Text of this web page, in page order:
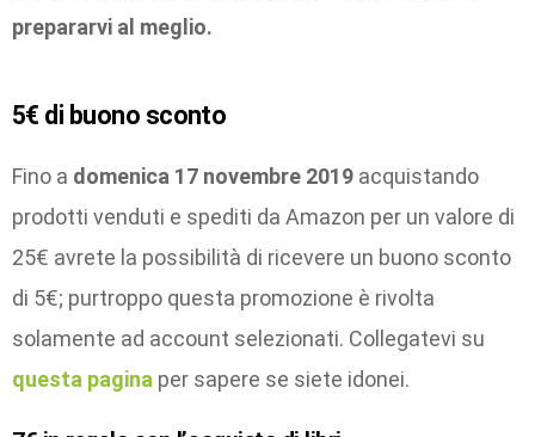
prepararvi al meglio.
5€ di buono sconto
Fino a domenica 17 novembre 2019 acquistando
prodotti venduti e spediti da Amazon per un valore di
25€ avrete la possibilità di ricevere un buono sconto
di 5€; purtroppo questa promozione è rivolta
solamente ad account selezionati. Collegatevi su
questa pagina per sapere se siete idonei.